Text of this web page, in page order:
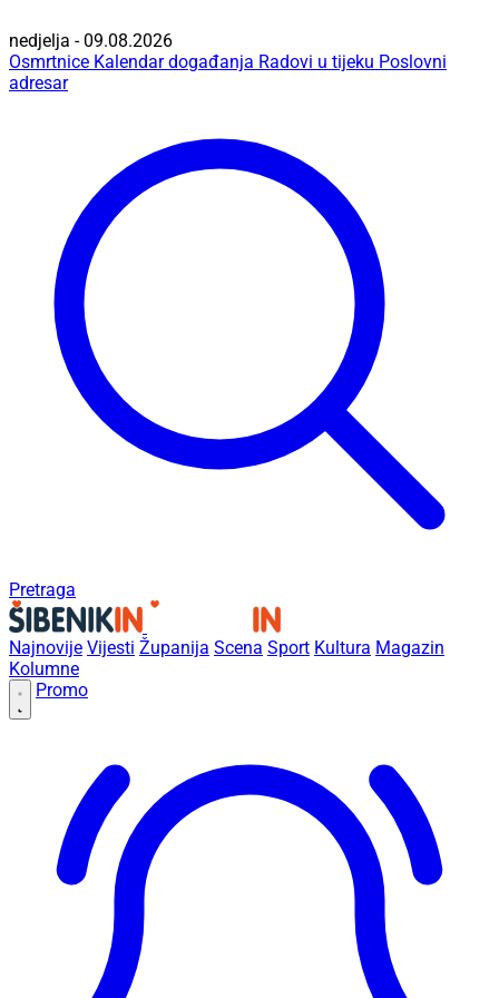
nedjelja - 09.08.2026
Osmrtnice Kalendar događanja Radovi u tijeku Poslovni
adresar
Pretraga
Najnovije Vijesti Županija Scena Sport Kultura Magazin
Kolumne
Promo